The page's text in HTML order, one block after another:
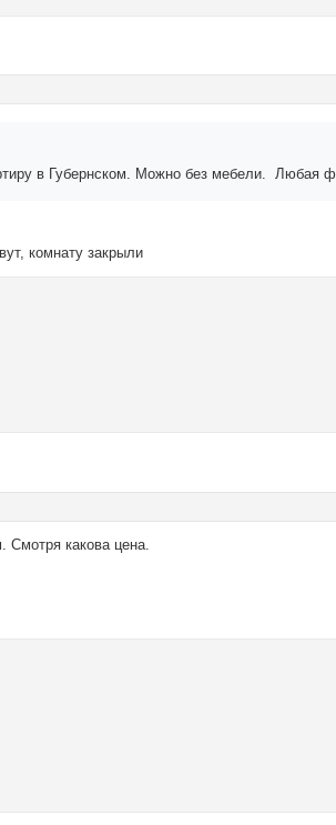
в Губернском. Можно без мебели. Любая
комнату закрыли
какова цена.